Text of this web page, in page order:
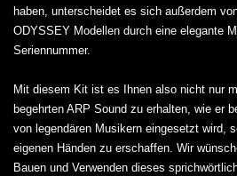
haben, unterscheidet es sich außerdem
ODYSSEY Modellen durch eine elegante
Seriennummer.
Mit diesem Kit ist es Ihnen also nicht nur
begehrten ARP Sound zu erhalten, wie er
von legendären Musikern eingesetzt wird,
eigenen Händen zu erschaffen. Wir
Bauen und Verwenden dieses